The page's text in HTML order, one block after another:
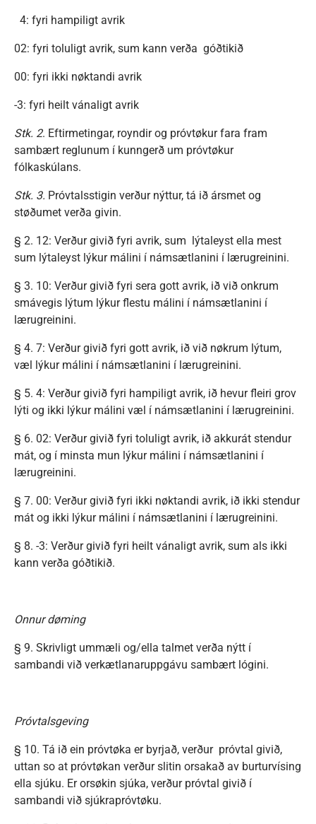
4: fyri hampiligt avrik
02: fyri toluligt avrik, sum kann verða góðtikið
00: fyri ikki nøktandi avrik
-3: fyri heilt vánaligt avrik
Stk. 2. Eftirmetingar, royndir og próvtøkur fara fram
sambært reglunum í kunngerð um próvtøkur
fólkaskúlans.
Stk. 3. Próvtalsstigin verður nýttur, tá ið ársmet og
støðumet verða givin.
§ 2. 12: Verður givið fyri avrik, sum lýtaleyst ella mest
sum lýtaleyst lýkur málini í námsætlanini í lærugreinini.
§ 3. 10: Verður givið fyri sera gott avrik, ið við onkrum
smávegis lýtum lýkur flestu málini í námsætlanini í
lærugreinini.
§ 4. 7: Verður givið fyri gott avrik, ið við nøkrum lýtum,
væl lýkur málini í námsætlanini í lærugreinini.
§ 5. 4: Verður givið fyri hampiligt avrik, ið hevur fleiri grov
lýti og ikki lýkur málini væl í námsætlanini í lærugreinini.
§ 6. 02: Verður givið fyri toluligt avrik, ið akkurát stendur
mát, og í minsta mun lýkur málini í námsætlanini í
lærugreinini.
§ 7. 00: Verður givið fyri ikki nøktandi avrik, ið ikki stendur
mát og ikki lýkur málini í námsætlanini í lærugreinini.
§ 8. -3: Verður givið fyri heilt vánaligt avrik, sum als ikki
kann verða góðtikið.
Onnur døming
§ 9. Skrivligt ummæli og/ella talmet verða nýtt í
sambandi við verkætlanaruppgávu sambært lógini.
Próvtalsgeving
§ 10. Tá ið ein próvtøka er byrjað, verður próvtal givið,
uttan so at próvtøkan verður slitin orsakað av burturvísing
ella sjúku. Er orsøkin sjúka, verður próvtal givið í
sambandi við sjúkrapróvtøku.